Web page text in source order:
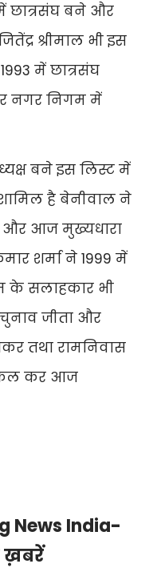
में छात्रसंघ बने और
श्रीमाल भी इस
में छात्रसंघ
नगर निगम में
बने इस लिस्ट में
है बेनीवाल ने
और आज मुख्यधारा
शर्मा ने 1999 में
के सलाहकार भी
जीता और
तथा रामनिवास
कर आज
News India-
ख़बरें